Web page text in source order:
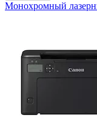
Монохромный